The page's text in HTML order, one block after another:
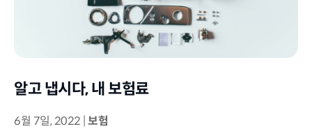
알고 냅시다, 내 보험료
6월 7일, 2022 보험